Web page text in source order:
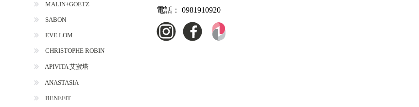
電話： 0981910920
MALIN+GOETZ
SABON
EVE LOM
CHRISTOPHE ROBIN
APIVITA 艾蜜塔
ANASTASIA
BENEFIT